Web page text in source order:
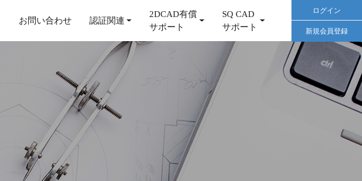
お問い合わせ 認証関連
2DCAD有償
サポート
SQ CAD
サポート
ログイン
新規会員登録